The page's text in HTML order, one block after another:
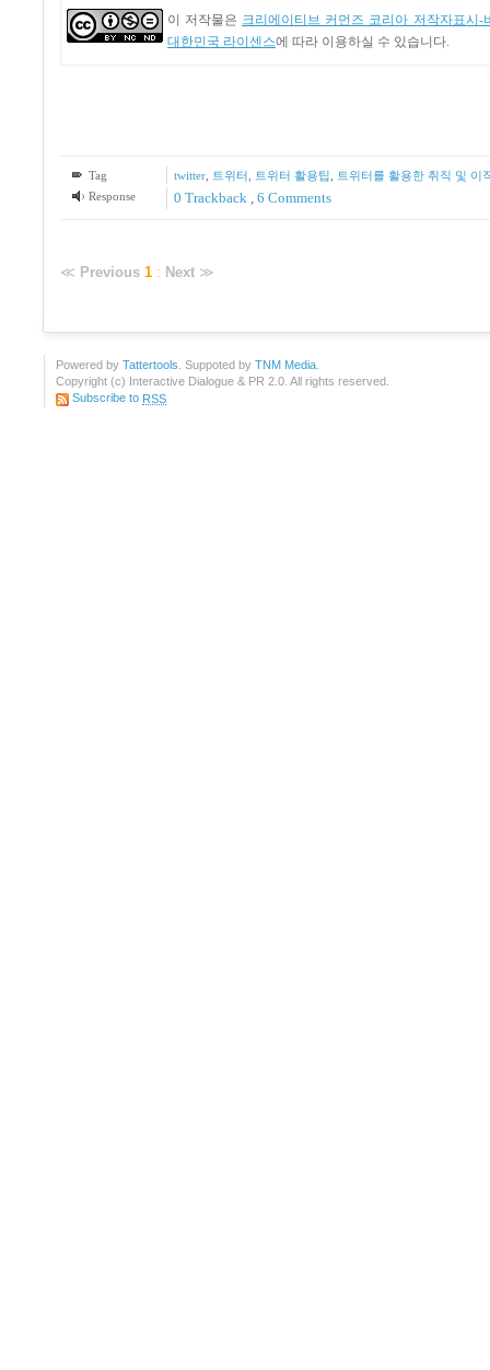
이 저작물은 크리에이티브 커먼즈 코리아 저작자표시-
대한민국 라이센스에 따라 이용하실 수 있습니다.
Tag twitter, 트위터 트위터 활용팁
트위터를 활용한 취직 및 이
Response
0 Trackback 6 Comments
≪ Previous 1 : Next ≫
Powered by Tattertools . Suppoted by TNM Media
Copyright (c) Interactive Dialogue & PR 2.0. All rights reserved.
Subscribe to RSS